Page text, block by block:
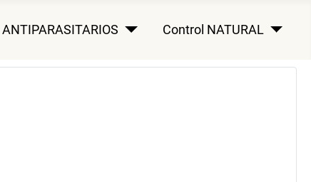
ANTIPARASITARIOS Control NATURAL